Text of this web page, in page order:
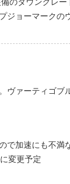
ジョーマークの
ヴァーティゴブ
で加速にも不
変更予定